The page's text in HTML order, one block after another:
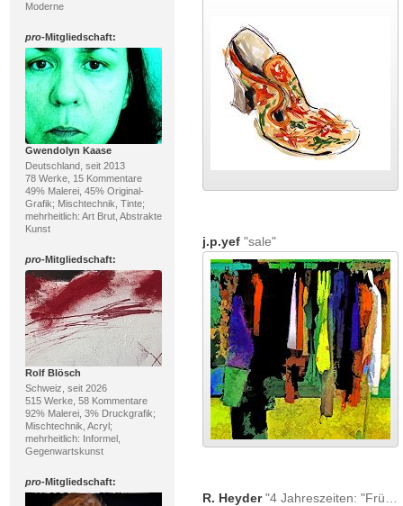
Moderne
pro-Mitgliedschaft:
Gwendolyn Kaase
Deutschland, seit 2013
78 Werke, 15 Kommentare
49% Malerei, 45% Original-
Grafik; Mischtechnik, Tinte;
mehrheitlich: Art Brut, Abstrakte
Kunst
pro-Mitgliedschaft:
Rolf Blösch
Schweiz, seit 2026
515 Werke, 58 Kommentare
92% Malerei, 3% Druckgrafik;
Mischtechnik, Acryl;
mehrheitlich: Informel,
Gegenwartskunst
pro-Mitgliedschaft:
j.p.yef"sale"
R. Heyder"4 Jahreszeiten: "Frühling"